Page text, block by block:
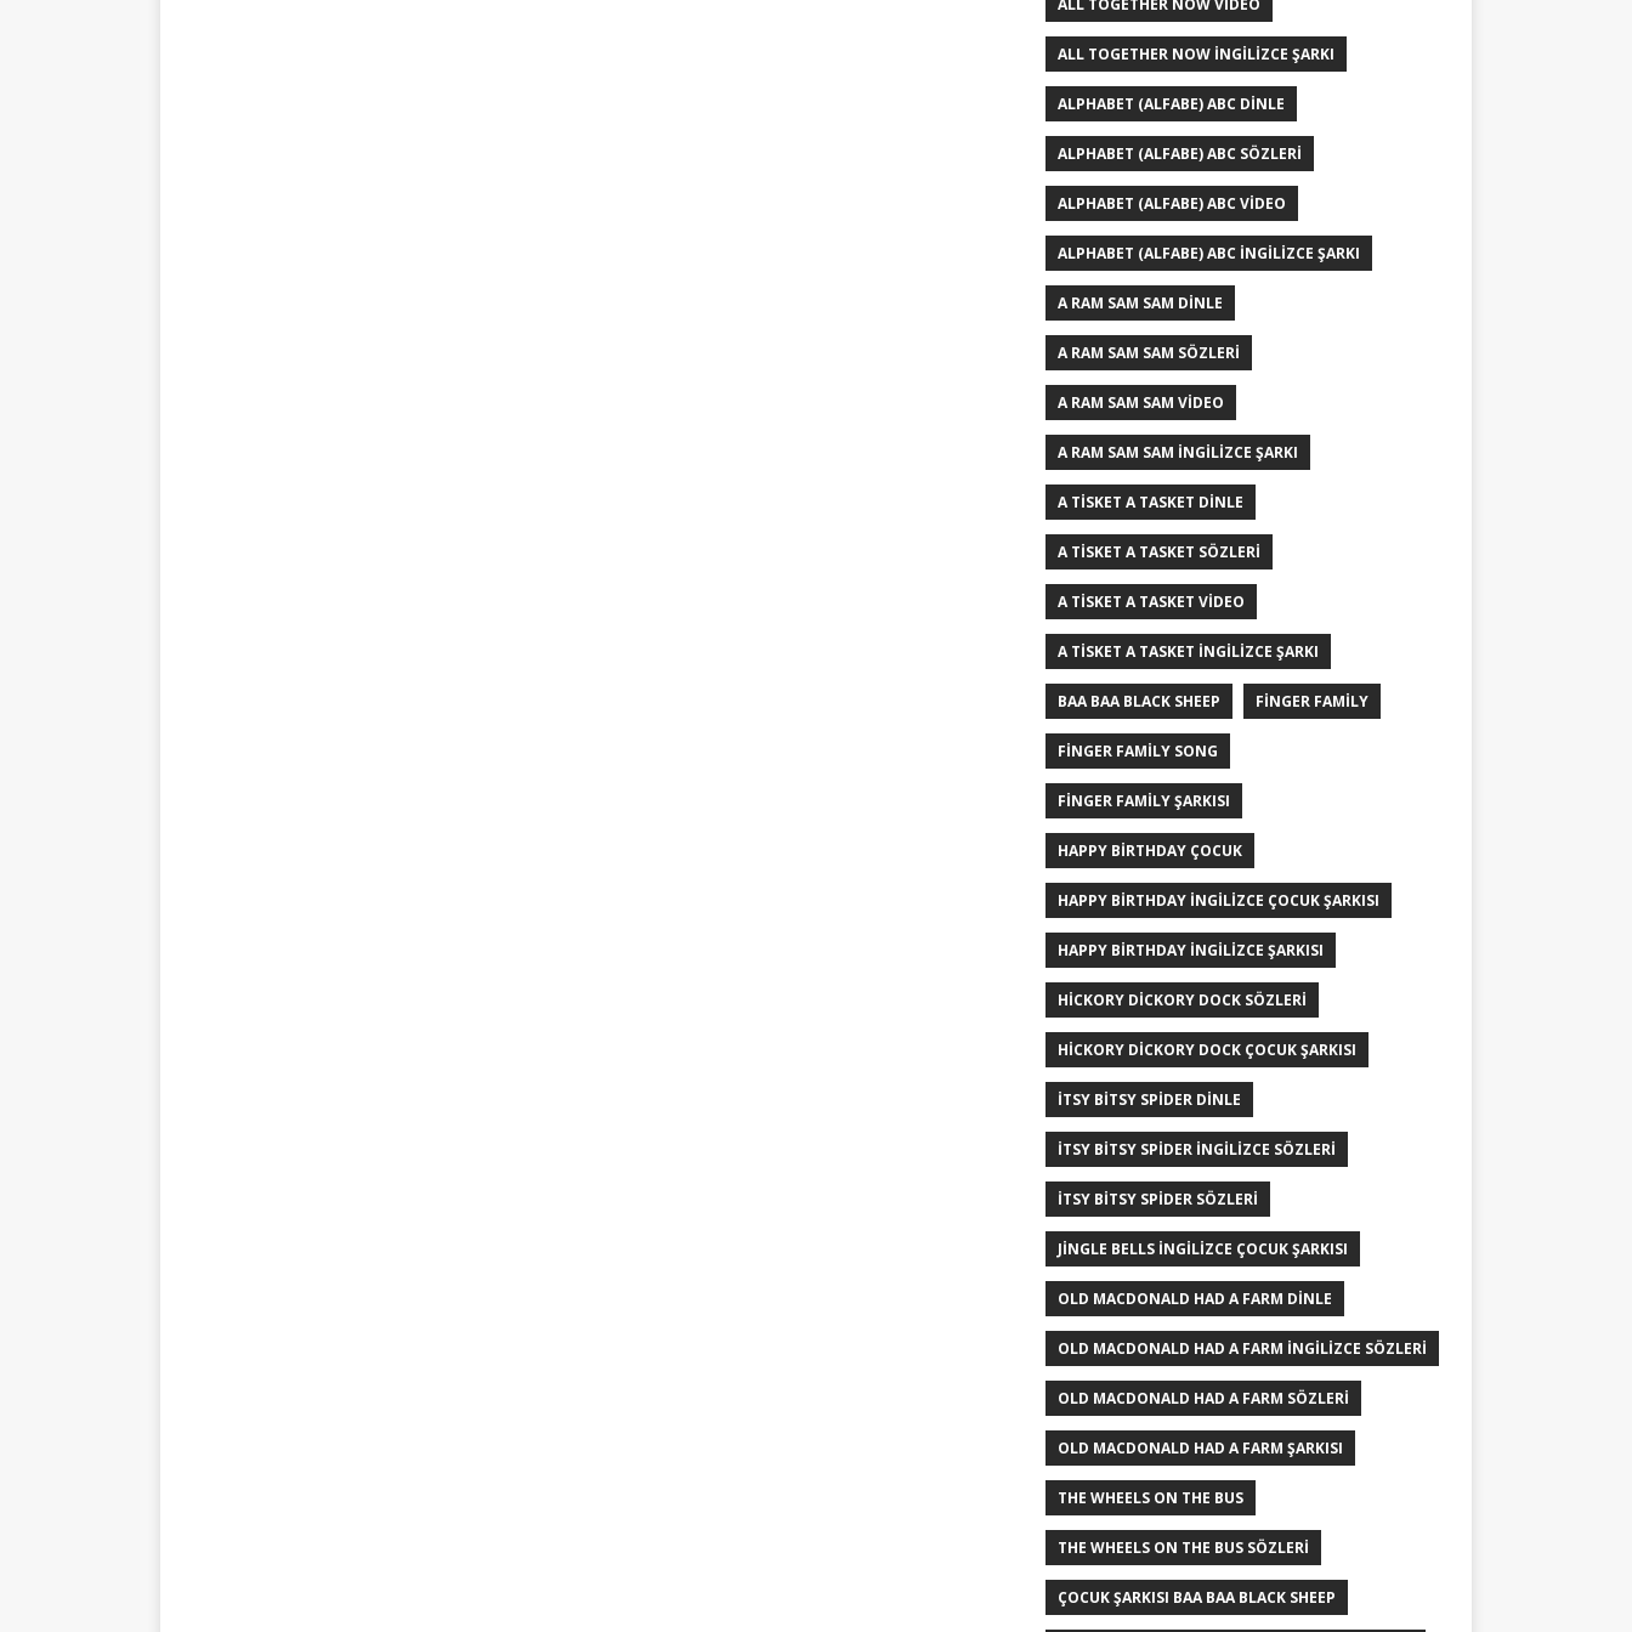
ALL TOGETHER NOW İNGILIZCE ŞARKI
ALPHABET (ALFABE) ABC DINLE
ALPHABET (ALFABE) ABC SÖZLERI
ALPHABET (ALFABE) ABC VIDEO
ALPHABET (ALFABE) ABC İNGILIZCE ŞARKI
A RAM SAM SAM DINLE
A RAM SAM SAM SÖZLERI
A RAM SAM SAM VIDEO
A RAM SAM SAM İNGILIZCE ŞARKI
A TISKET A TASKET DINLE
A TISKET A TASKET SÖZLERI
A TISKET A TASKET VIDEO
A TISKET A TASKET İNGILIZCE ŞARKI
BAA BAA BLACK SHEEP FINGER FAMILY
FINGER FAMILY SONG
FINGER FAMILY ŞARKISI
HAPPY BIRTHDAY ÇOCUK
HAPPY BIRTHDAY İNGILIZCE ÇOCUK ŞARKISI
HAPPY BIRTHDAY İNGILIZCE ŞARKISI
HICKORY DICKORY DOCK SÖZLERI
HICKORY DICKORY DOCK ÇOCUK ŞARKISI
ITSY BITSY SPIDER DINLE
ITSY BITSY SPIDER INGILIZCE SÖZLERI
ITSY BITSY SPIDER SÖZLERI
JINGLE BELLS İNGILIZCE ÇOCUK ŞARKISI
OLD MACDONALD HAD A FARM DINLE
OLD MACDONALD HAD A FARM INGILIZCE SÖZLERI
OLD MACDONALD HAD A FARM SÖZLERI
OLD MACDONALD HAD A FARM ŞARKISI
THE WHEELS ON THE BUS
THE WHEELS ON THE BUS SÖZLERI
ÇOCUK ŞARKISI BAA BAA BLACK SHEEP